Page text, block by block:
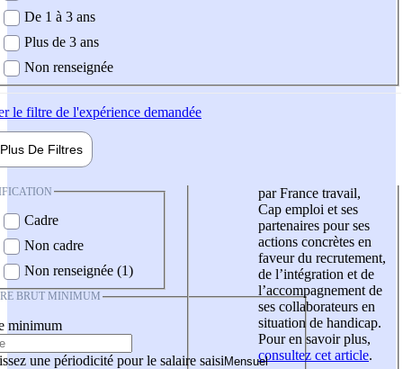
De 1 à 3 ans
Plus de 3 ans
Non renseignée
le filtre de l'expérience demandée
Plus De Filtres
Cadre
Non cadre
Non renseignée (1)
BRUT MINIMUM
minimum
une périodicité pour le salaire saisi
par France travail,
Cap emploi et ses
partenaires pour ses
actions concrètes en
faveur du recrutement,
de l’intégration et de
l’accompagnement de
ses collaborateurs en
situation de handicap.
Pour en savoir plus,
consultez cet article.